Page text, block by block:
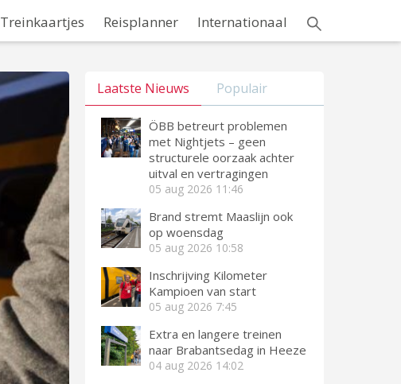
Treinkaartjes Reisplanner Internationaal
Laatste Nieuws Populair
ÖBB betreurt problemen
met Nightjets – geen
structurele oorzaak achter
uitval en vertragingen
05 aug 2026 11:46
Brand stremt Maaslijn ook
op woensdag
05 aug 2026 10:58
Inschrijving Kilometer
Kampioen van start
05 aug 2026 7:45
Extra en langere treinen
naar Brabantsedag in Heeze
04 aug 2026 14:02